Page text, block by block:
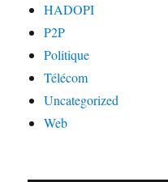
HADOPI
P2P
Politique
Télécom
Uncategorized
Web